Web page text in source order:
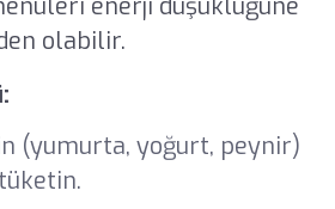
olabilir.
(yumurta, yoğurt, peynir)